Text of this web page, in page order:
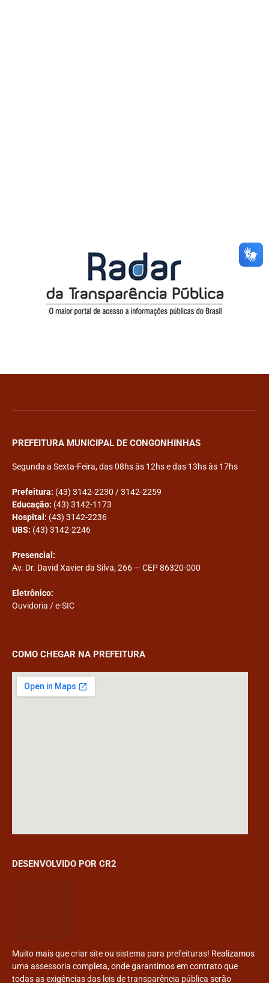
PREFEITURA MUNICIPAL DE CONGONHINHAS
Segunda a Sexta-Feira, das 08hs às 12hs e das 13hs às 17hs
Prefeitura: (43) 3142-2230 / 3142-2259
Educação: (43) 3142-1173
Hospital: (43) 3142-2236
UBS: (43) 3142-2246
Presencial:
Av. Dr. David Xavier da Silva, 266 — CEP 86320-000
Eletrônico:
Ouvidoria /e-SIC
COMO CHEGAR NA PREFEITURA
DESENVOLVIDO POR CR2
Muito mais que criar site sistema para prefeituras
! Realizamos
assessoria
completa, onde garantimos em contrato que
todas as exigências das leis de transparência pública
serão